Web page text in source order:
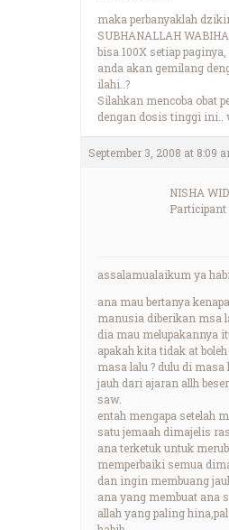
maka perbanyaklah
SUBHANALLAH
bisa 100X setiap
anda akan gemilang
ilahi..?
Silahkan mencoba obat
dengan dosis tinggi ini..
September 3, 2008 at 8:09
NISHA
Participant
assalamualaikum ya
ana mau bertanya
manusia diberikan msa
dia mau melupakannya
apakah kita tidak at
masa lalu ? dulu di
jauh dari ajaran allh
saw.
entah mengapa setelah
satu jemaah dimajelis
ana terketuk untuk
memperbaiki semua
dan ingin membuang
ana yang membuat ana
allah yang paling